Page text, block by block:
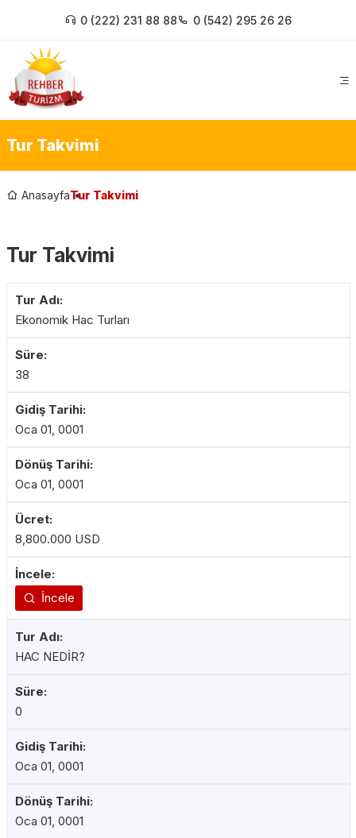
0 (222) 231 88 88 0 (542) 295 26 26
Tur Takvimi
AnasayfaTur Takvimi
Tur Takvimi
Ekonomik Hac Turları
38
Oca 01, 0001
Oca 01, 0001
8,800.000 USD
İncele
HAC NEDİR?
0
Oca 01, 0001
Oca 01, 0001